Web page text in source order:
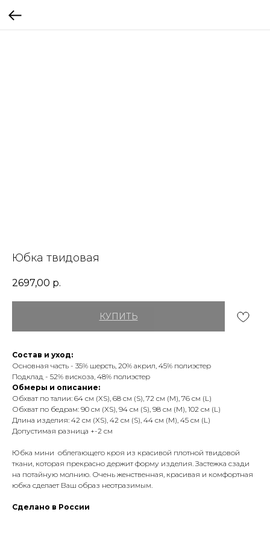
Юбка твидовая
2697,00 р.
КУПИТЬ
Состав и уход:
Основная часть - 35% шерсть, 20% акрил, 45% полиэстер
Подклад - 52% вискоза, 48% полиэстер
Обмеры и описание:
Обхват по талии: 64 см (XS), 68 см (S), 72 см (М), 76 см (L)
Обхват по бедрам: 90 см (XS), 94 см (S), 98 см (М), 102 см (L)
Длина изделия: 42 см (XS), 42 см (S), 44 см (М), 45 см (L)
Допустимая разница +-2 см
Юбка мини облегающего кроя из красивой плотной твидовой
ткани, которая прекрасно держит форму изделия. Застежка сзади
на потайную молнию. Очень женственная, красивая и комфортная
юбка сделает Ваш образ неотразимым.
Сделано в России